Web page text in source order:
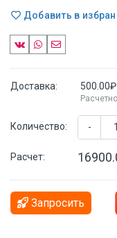
Добавить в
Доставка: 500.00₽
Количество: -
Расчет:
Запросить